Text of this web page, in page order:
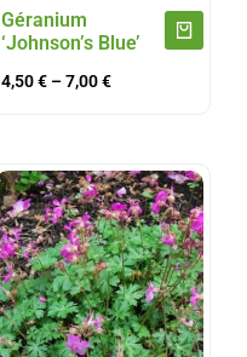
Géranium
‘Johnson’s Blue’
4,50€ –7,00€